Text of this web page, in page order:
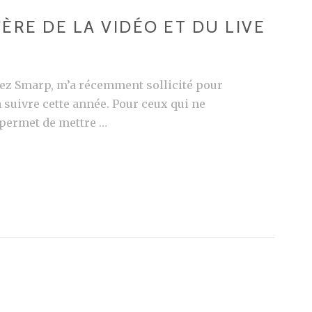
DE LA VIDÉO ET DU LIVE
Smarp, m’a récemment sollicité pour
cette année. Pour ceux qui ne
de mettre …